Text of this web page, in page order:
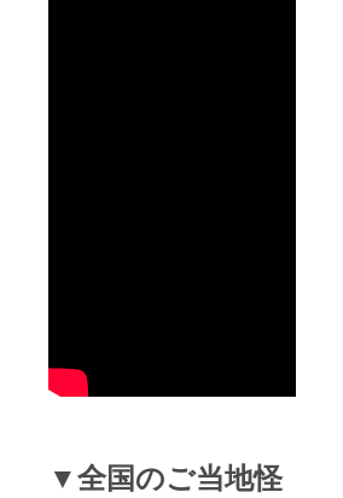
▼全国のご当地怪